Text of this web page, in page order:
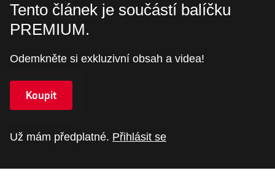
Tento článek je součástí balíčku
PREMIUM.
Odemkněte si exkluzivní obsah a videa!
Koupit
Už mám předplatné. Přihlásit se